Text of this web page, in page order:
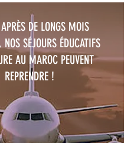
DE LONGS MOIS
NOS SÉJOURS ÉDUCATIFS
AU MAROC PEUVENT
REPRENDRE !